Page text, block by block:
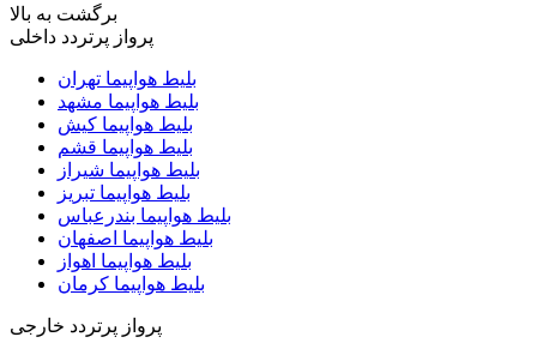
پرواز پرتردد داخلی
بلیط هواپیما تهران
بلیط هواپیما مشهد
بلیط هواپیما کیش
بلیط هواپیما قشم
بلیط هواپیما شیراز
بلیط هواپیما تبریز
بلیط هواپیما بندرعباس
بلیط هواپیما اصفهان
بلیط هواپیما اهواز
بلیط هواپیما کرمان
پرواز پرتردد خارجی